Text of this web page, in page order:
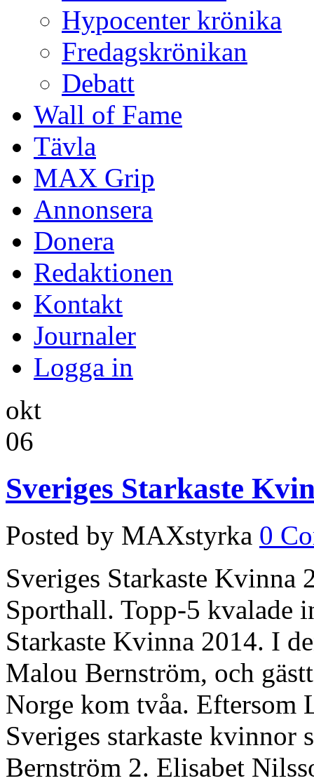
Hypocenter krönika
Fredagskrönikan
Debatt
Wall of Fame
Tävla
MAX Grip
Annonsera
Donera
Redaktionen
Kontakt
Journaler
Logga in
okt
06
Sveriges Starkaste
Posted by MAXstyrka 0
Sveriges Starkaste Kvinna
Sporthall. Topp-5 kvalade
Starkaste Kvinna 2014. I
Malou Bernström, och
Norge kom tvåa. Eftersom
Sveriges starkaste kvinnor
Bernström 2. Elisabet